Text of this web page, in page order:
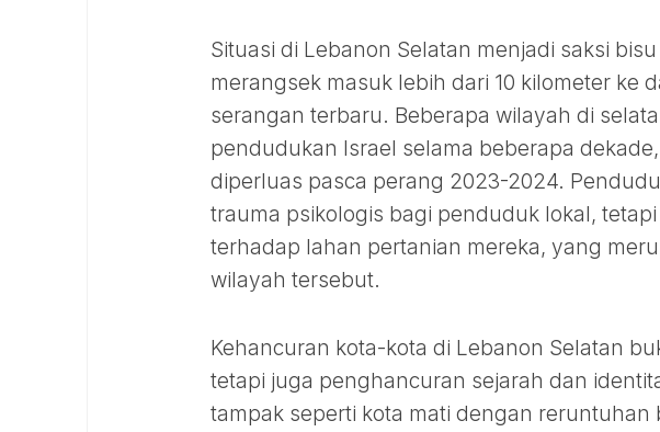
Situasi di Lebanon Selatan menjadi saksi
merangsek masuk lebih dari 10 kilometer ke
serangan terbaru. Beberapa wilayah di
pendudukan Israel selama beberapa
diperluas pasca perang 2023-2024.
trauma psikologis bagi penduduk lokal,
terhadap lahan pertanian mereka, yang
wilayah tersebut.
Kehancuran kota-kota di Lebanon Selatan
tetapi juga penghancuran sejarah dan
tampak seperti kota mati dengan reruntuhan